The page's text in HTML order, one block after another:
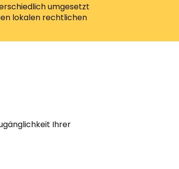
umgesetzt
lokalen rechtlichen
Ihrer